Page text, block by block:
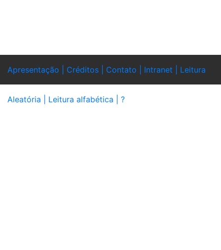
Apresentação | Créditos | Contato | Intranet | Leitura
Aleatória | Leitura alfabética | ?